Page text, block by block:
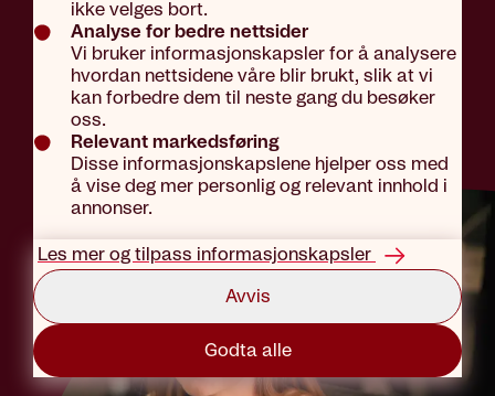
ikke velges bort.
Analyse for bedre nettsider
Vi bruker informasjonskapsler for å analysere
hvordan nettsidene våre blir brukt, slik at vi
kan forbedre dem til neste gang du besøker
oss.
Relevant markedsføring
Disse informasjonskapslene hjelper oss med
å vise deg mer personlig og relevant innhold i
annonser.
Les mer og tilpass informasjonskapsler
Avvis
Godta alle
vaktsentral